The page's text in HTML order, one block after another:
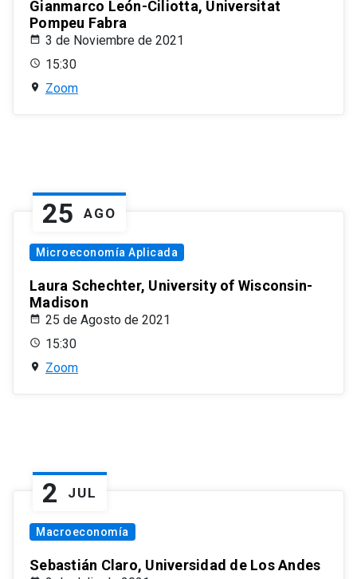
Gianmarco León-Ciliotta, Universitat
Pompeu Fabra
3 de Noviembre de 2021
15:30
Zoom
25 AGO
Microeconomía Aplicada
Laura Schechter, University of Wisconsin-
Madison
25 de Agosto de 2021
15:30
Zoom
2 JUL
Macroeconomía
Sebastián Claro, Universidad de Los Andes